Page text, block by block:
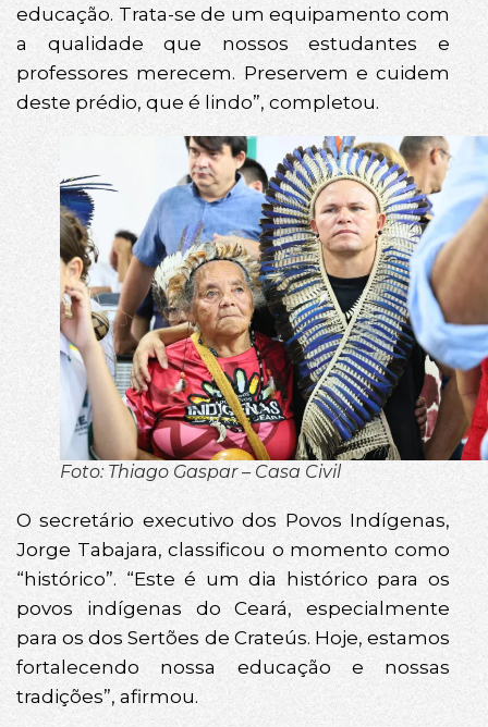
educação. Trata-se de um equipamento com
a qualidade que nossos estudantes e
professores merecem. Preservem e cuidem
deste prédio, que é lindo”, completou.
Foto: Thiago Gaspar – Casa Civil
O secretário executivo dos Povos Indígenas,
Jorge Tabajara, classificou o momento como
“histórico”. “Este é um dia histórico para os
povos indígenas do Ceará, especialmente
para os dos Sertões de Crateús. Hoje, estamos
fortalecendo nossa educação e nossas
tradições”, afirmou.